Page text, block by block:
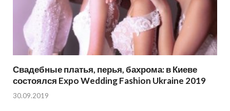
Свадебные платья, перья, бахрома: в Киеве
состоялся Expo Wedding Fashion Ukraine 2019
30.09.2019